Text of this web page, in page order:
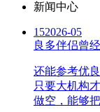
新闻中心
152026-05
良多伴侣曾
还能参考优
只要大机构
做空，能够